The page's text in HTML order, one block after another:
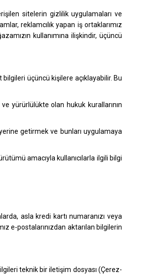
sitelerin gizlilik uygulamaları ve
reklamcılık yapan iş ortaklarımız
kullanımına ilişkindir, üçüncü
bilgileri üçüncü kişilere açıklayabilir. Bu
yürürlülükte olan hukuk kurallarının
getirmek ve bunları uygulamaya
amacıyla kullanıcılarla ilgili bilgi
asla kredi kartı numaranızı veya
e-postalarınızdan aktarılan bilgilerin
teknik bir iletişim dosyası (Çerez-